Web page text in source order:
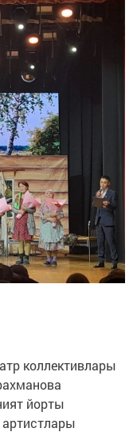
коллективлары
йорты